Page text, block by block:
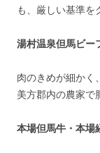
も、厳しい基準を
湯村温泉但馬ビー
肉のきめが細かく
美方郡内の農家で
本場但馬牛・本場